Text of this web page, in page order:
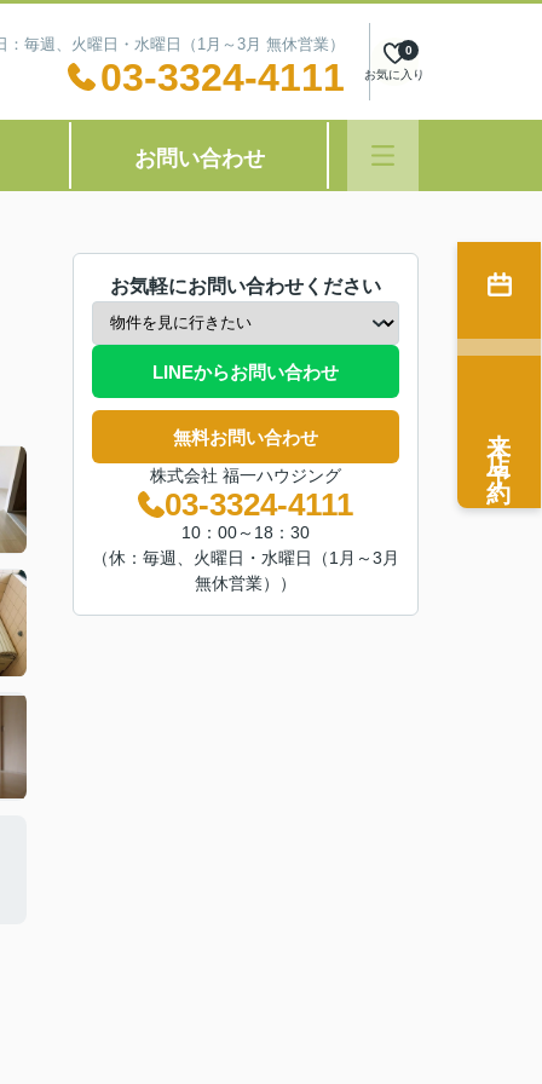
毎週、火曜日・水曜日（1月～3月 無休営業）
03-3324-4111 お気に入り
0
お問い合わせ
お気軽にお問い合わせください
LINEからお問い合わせ
無料お問い合わせ
株式会社 福一ハウジング
03-3324-4111
10：00～18：30
（休：毎週、火曜日・水曜日（1月～3月
無休営業））
来店予約